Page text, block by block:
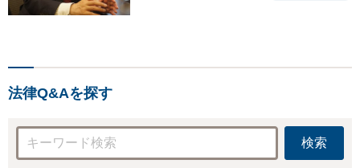
法律Q&Aを探す
検索